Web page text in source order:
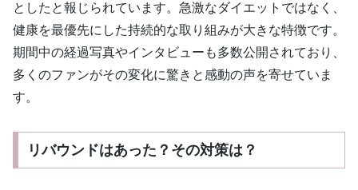
としたと報じられています。急激なダイエットではなく、
健康を最優先にした持続的な取り組みが大きな特徴です。
期間中の経過写真やインタビューも多数公開されており、
多くのファンがその変化に驚きと感動の声を寄せていま
す。
リバウンドはあった？その対策は？